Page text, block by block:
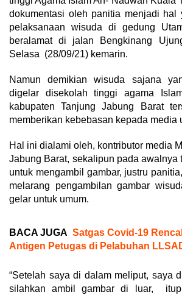
dokumentasi oleh panitia menjadi hal
pelaksanaan wisuda di gedung
beralamat di jalan Bengkinang
Selasa (28/09/21) kemarin.
Namun demikian wisuda sajana
digelar disekolah tinggi agama
kabupaten Tanjung Jabung Barat
memberikan kebebasan kepada media
Hal ini dialami oleh, kontributor media
Jabung Barat, sekalipun pada awalnya
untuk mengambil gambar, justru
melarang pengambilan gambar
gelar untuk umum.
BACA JUGA Satgas Covid-19
Antigen Petugas di Pelabuhan
“Setelah saya di dalam meliput, saya
silahkan ambil gambar di luar,